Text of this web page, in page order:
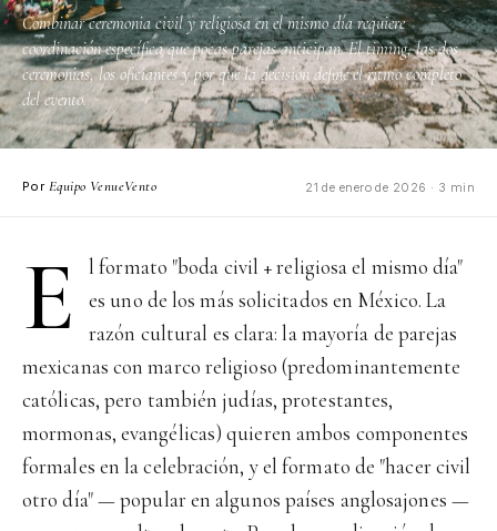
Combinar ceremonia civil y religiosa en el mismo día requiere
coordinación específica que pocas parejas anticipan. El timing, las dos
ceremonias, los oficiantes y por qué la decisión define el ritmo completo
del evento.
Por Equipo VenueVento 21 de enero de 2026 · 3 min
E
l formato "boda civil + religiosa el mismo día"
es uno de los más solicitados en México. La
razón cultural es clara: la mayoría de parejas
mexicanas con marco religioso (predominantemente
católicas, pero también judías, protestantes,
mormonas, evangélicas) quieren ambos componentes
formales en la celebración, y el formato de "hacer civil
otro día" — popular en algunos países anglosajones —